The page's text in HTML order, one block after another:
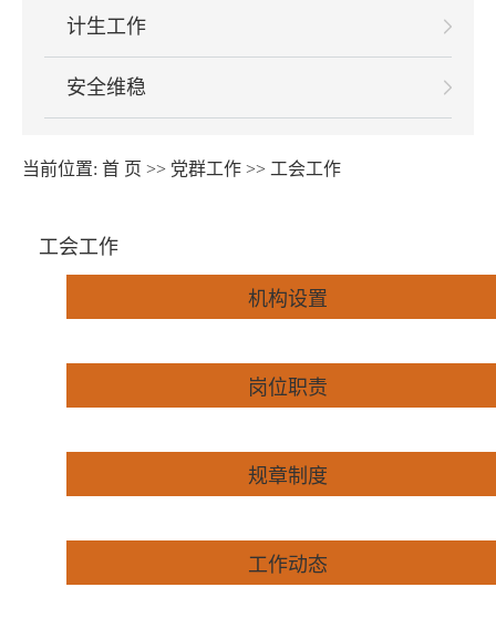
计生工作
安全维稳
当前位置: 首 页 >> 党群工作 >> 工会工作
工会工作
机构设置
岗位职责
规章制度
工作动态